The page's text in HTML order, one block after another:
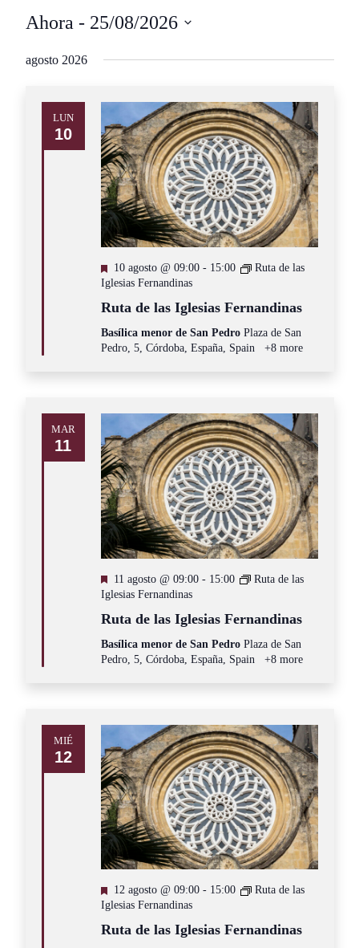
Ahora - 25/08/2026
fecha.
agosto 2026
LUN
10
Destacado
10 agosto @ 09:00- 15:00
Ruta de las
Iglesias Fernandinas
Ruta de las Iglesias Fernandinas
Basílica menor de San Pedro Plaza de San
Pedro, 5, Córdoba, España, Spain
+8 more
MAR
11
Destacado
11 agosto @ 09:00- 15:00
Ruta de las
Iglesias Fernandinas
Ruta de las Iglesias Fernandinas
Basílica menor de San Pedro Plaza de San
Pedro, 5, Córdoba, España, Spain
+8 more
MIÉ
12
Destacado
12 agosto @ 09:00- 15:00
Ruta de las
Iglesias Fernandinas
Ruta de las Iglesias Fernandinas